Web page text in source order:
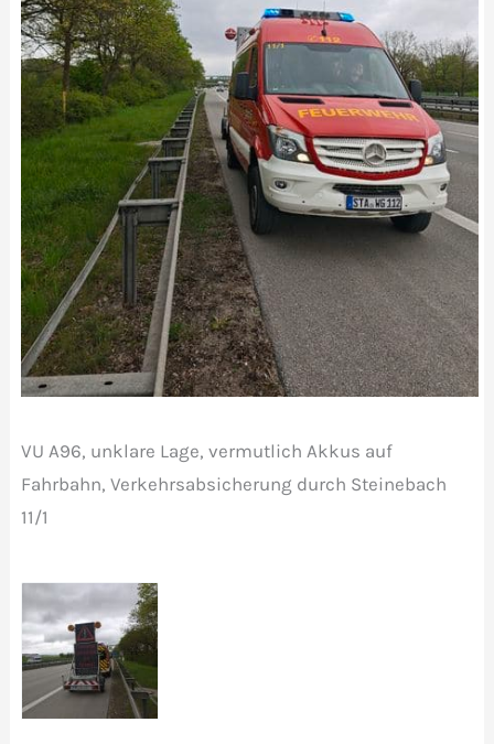
VU A96, unklare Lage, vermutlich Akkus auf
Fahrbahn, Verkehrsabsicherung durch Steinebach
11/1